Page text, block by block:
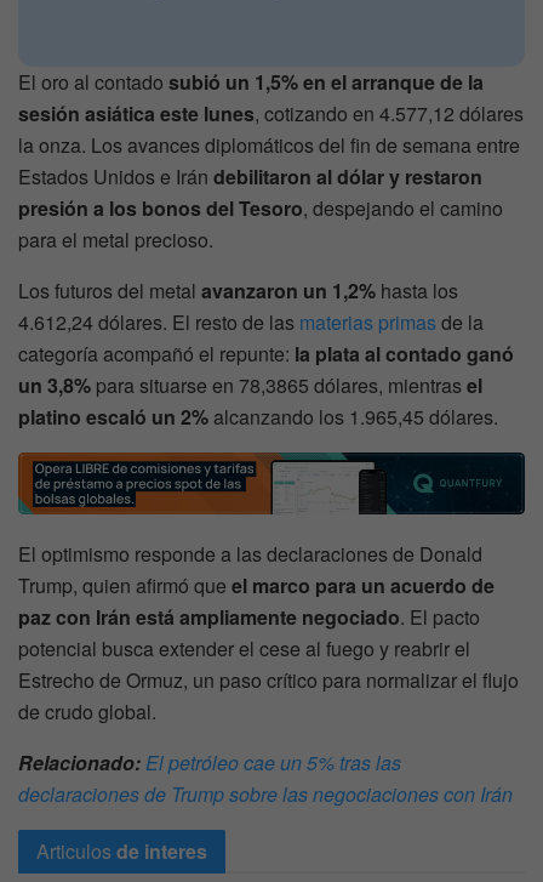
El oro al contado subió un 1,5% en el arranque de la
sesión asiática este lunes, cotizando en 4.577,12 dólares
la onza. Los avances diplomáticos del fin de semana entre
Estados Unidos e Irán debilitaron al dólar y restaron
presión a los bonos del Tesoro, despejando el camino
para el metal precioso.
Los futuros del metal avanzaron un 1,2% hasta los
4.612,24 dólares. El resto de las materias primasde la
categoría acompañó el repunte: la plata al contado ganó
un 3,8% para situarse en 78,3865 dólares, mientrasel
platino escaló un 2% alcanzando los 1.965,45 dólares.
El optimismo responde a las declaraciones de Donald
Trump, quien afirmó que el marco para un acuerdo de
paz con Irán está ampliamente negociado. El pacto
potencial busca extender el cese al fuego y reabrir el
Estrecho de Ormuz, un paso crítico para normalizar el flujo
de crudo global.
Relacionado: El petróleo cae un 5% tras las
declaraciones de Trump sobre las negociaciones con Irán
Articulosde interes